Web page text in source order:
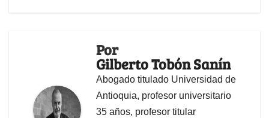
Por
Gilberto Tobón Sanín
Abogado titulado Universidad de
Antioquia, profesor universitario
35 años, profesor titular